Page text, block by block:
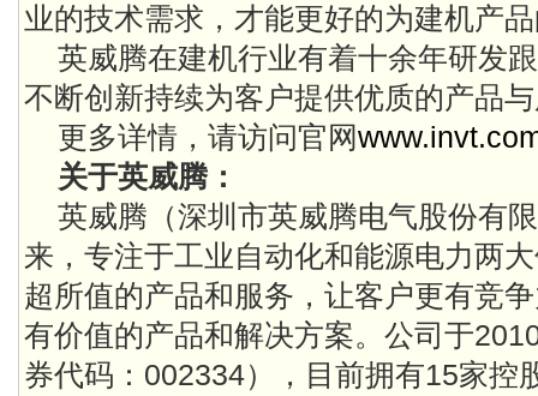
业的技术需求，才能更好的为建机产
英威腾在建机行业有着十余年研发
不断创新持续为客户提供优质的产品
更多详情，请访问官网
关于英威腾：
英威腾（深圳市英威腾电气股份有
来，专注于工业自动化和能源电力两
超所值的产品和服务，让客户更有竞
有价值的产品和解决方案。公司于
券代码：002334），目前拥有15家控